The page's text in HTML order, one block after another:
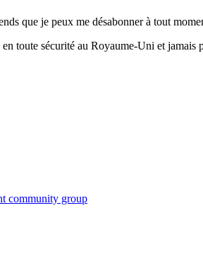
que je peux me désabonner à tout
toute sécurité au Royaume-Uni et jamais
community group